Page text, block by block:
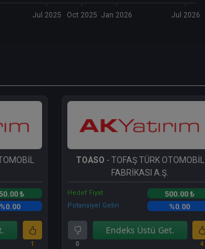
Jul 2025 Oct 2025 Jan 2026 Jul 2026
₺
%0.00
1
TOASO - TOFAŞ TÜRK OTOMOBİL
FABRİKASI A.Ş.
Hedef Fiyat 500.00 ₺
Potansiyel Getiri %0.00
0
Endeks Üstü Get.
4